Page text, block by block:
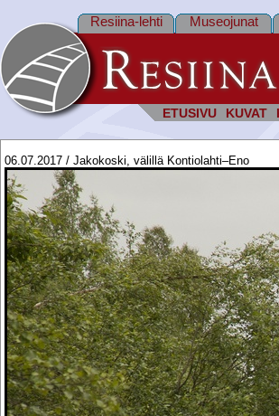
ETUSIVU KUVAT
Resiina-lehti Museojunat
06.07.2017 / Jakokoski, välillä Kontiolahti–Eno